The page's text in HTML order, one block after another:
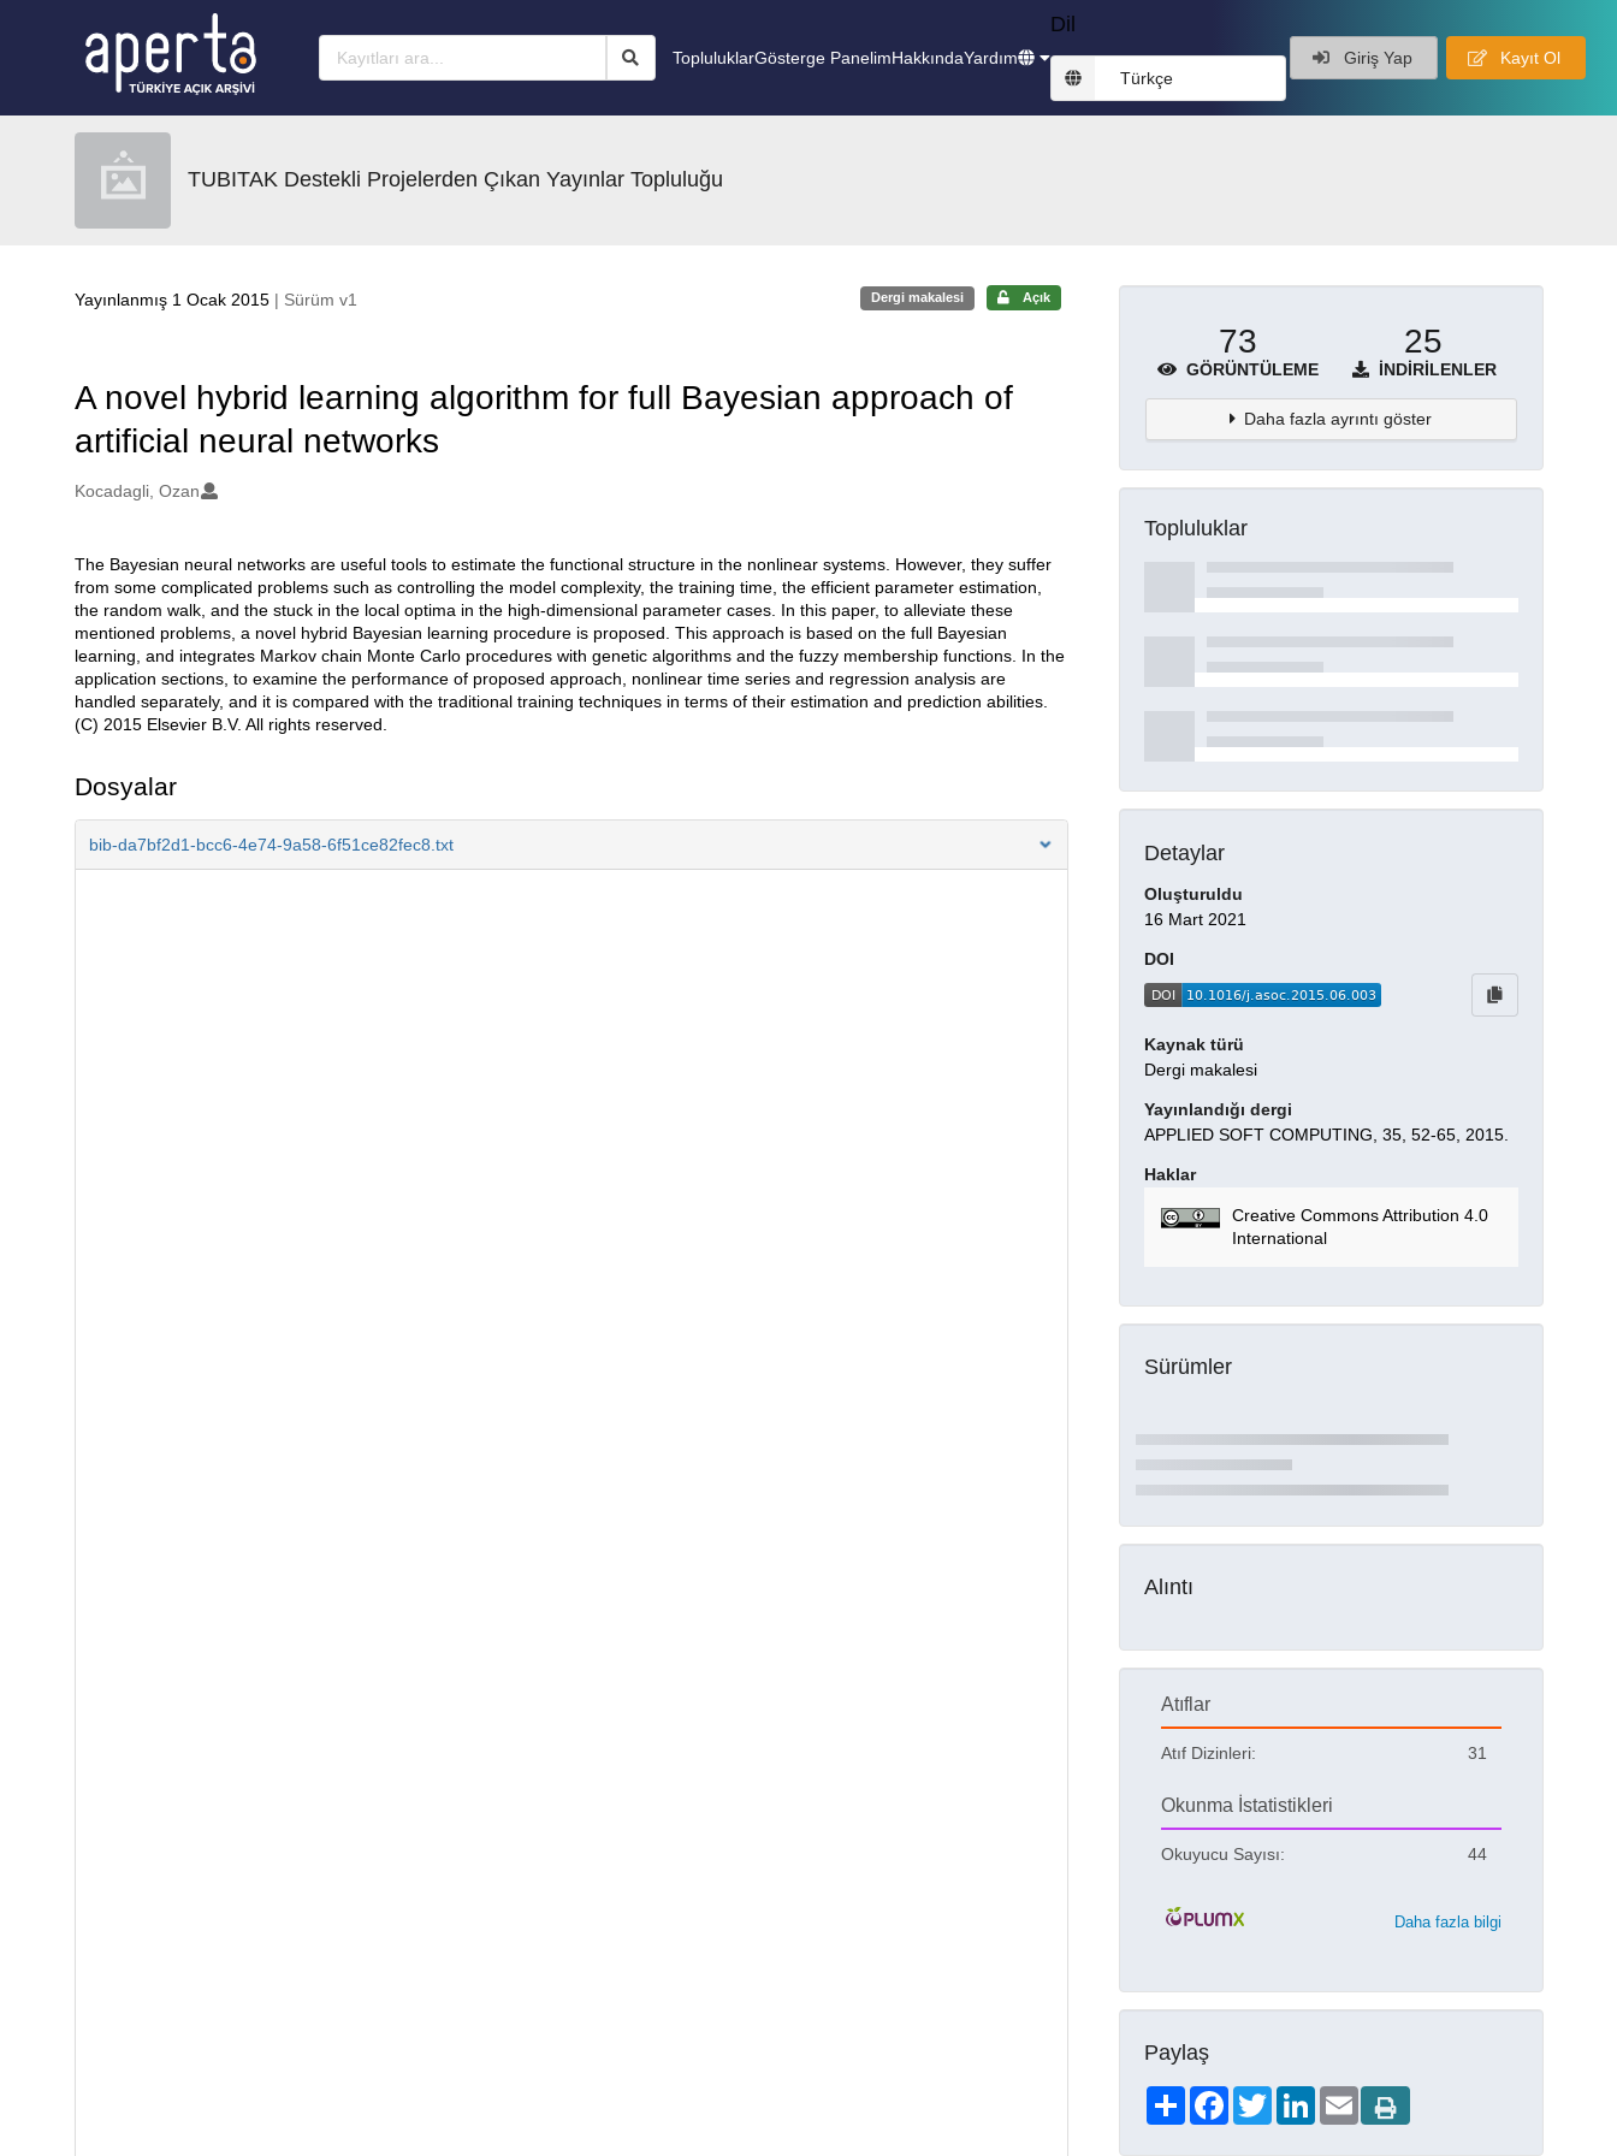
TopluluklarGösterge PanelimHakkındaYardım
Dil
Türkçe
Giriş Yap Kayıt Ol
TUBITAK Destekli Projelerden Çıkan Yayınlar Topluluğu
Yayınlanmış 1 Ocak 2015 | Sürüm v1 Dergi makalesi Açık
A novel hybrid learning algorithm for full Bayesian approach of
artificial neural networks
Oluşturanlar
Kocadagli, Ozan
Açıklama
The Bayesian neural networks are useful tools to estimate the functional structure in the nonlinear systems. However, they suffer
from some complicated problems such as controlling the model complexity, the training time, the efficient parameter estimation,
the random walk, and the stuck in the local optima in the high-dimensional parameter cases. In this paper, to alleviate these
mentioned problems, a novel hybrid Bayesian learning procedure is proposed. This approach is based on the full Bayesian
learning, and integrates Markov chain Monte Carlo procedures with genetic algorithms and the fuzzy membership functions. In the
application sections, to examine the performance of proposed approach, nonlinear time series and regression analysis are
handled separately, and it is compared with the traditional training techniques in terms of their estimation and prediction abilities.
(C) 2015 Elsevier B.V. All rights reserved.
Dosyalar
bib-da7bf2d1-bcc6-4e74-9a58-6f51ce82fec8.txt
73
GÖRÜNTÜLEME
25
İNDIRILENLER
Daha fazla ayrıntı göster
Topluluklar
Detaylar
Oluşturuldu
16 Mart 2021
DOI
Kaynak türü
Dergi makalesi
Yayınlandığı dergi
APPLIED SOFT COMPUTING, 35, 52-65, 2015.
Haklar
Creative Commons Attribution 4.0
International
Sürümler
Alıntı
Atıflar
Atıf Dizinleri: 31
Okunma İstatistikleri
Okuyucu Sayısı: 44
Daha fazla bilgi
Paylaş
ShareFacebookTwitterLinkedIn
Email